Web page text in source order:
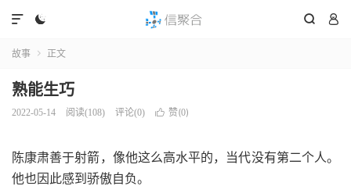
  

故事  正文
熟能生巧
2022-05-14 阅读(108) 评论(0)  赞(0)
陈康肃善于射箭，像他这么高水平的，当代没有第二个人。
他也因此感到骄傲自负。